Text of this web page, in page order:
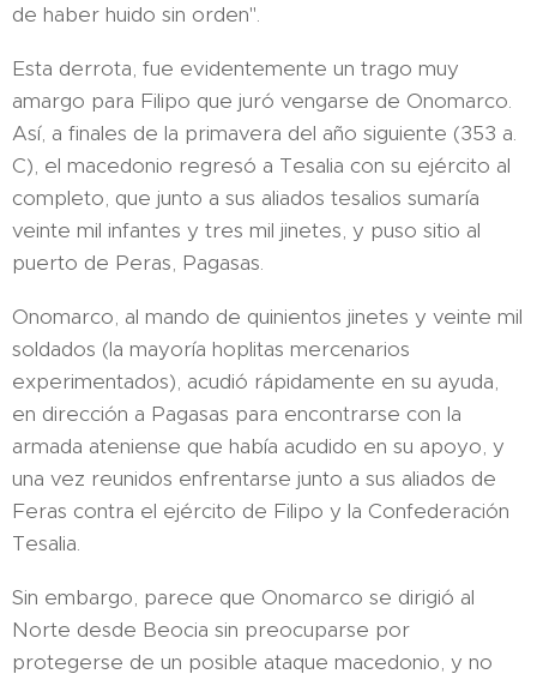
de haber huido sin orden".
Esta derrota, fue evidentemente un trago muy
amargo para Filipo que juró vengarse de Onomarco.
Así, a finales de la primavera del año siguiente (353 a.
C), el macedonio regresó a Tesalia con su ejército al
completo, que junto a sus aliados tesalios sumaría
veinte mil infantes y tres mil jinetes, y puso sitio al
puerto de Peras, Pagasas.
Onomarco, al mando de quinientos jinetes y veinte mil
soldados (la mayoría hoplitas mercenarios
experimentados), acudió rápidamente en su ayuda,
en dirección a Pagasas para encontrarse con la
armada ateniense que había acudido en su apoyo, y
una vez reunidos enfrentarse junto a sus aliados de
Feras contra el ejército de Filipo y la Confederación
Tesalia.
Sin embargo, parece que Onomarco se dirigió al
Norte desde Beocia sin preocuparse por
protegerse de un posible ataque macedonio, y no